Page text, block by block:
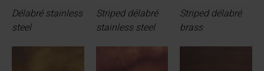
Délabré stainless
steel
Striped délabré
stainless steel
Striped délabré
brass